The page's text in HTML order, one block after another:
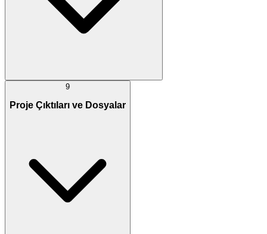
9
Proje Çıktıları ve Dosyalar